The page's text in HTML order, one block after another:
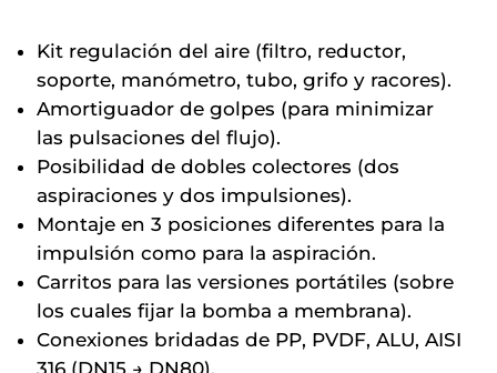
Kit regulación del aire (filtro, reductor,
soporte, manómetro, tubo, grifo y racores).
Amortiguador de golpes (para minimizar
las pulsaciones del flujo).
Posibilidad de dobles colectores (dos
aspiraciones y dos impulsiones).
Montaje en 3 posiciones diferentes para la
impulsión como para la aspiración.
Carritos para las versiones portátiles (sobre
los cuales fijar la bomba a membrana).
Conexiones bridadas de PP, PVDF, ALU, AISI
316 (DN15 → DN80).